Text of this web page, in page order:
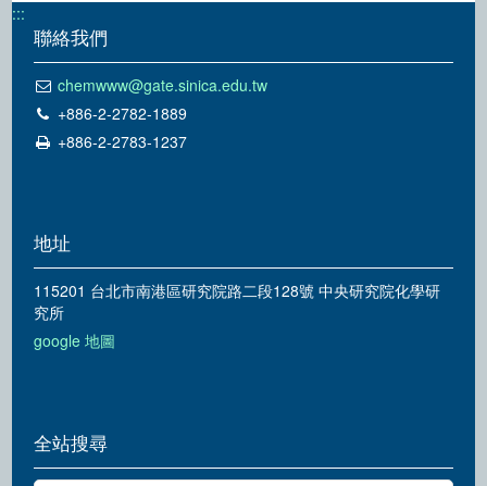
:::
聯絡我們
chemwww@gate.sinica.edu.tw
+886-2-2782-1889
+886-2-2783-1237
地址
115201 台北市南港區研究院路二段128號 中央研究院化學研
究所
google 地圖
全站搜尋